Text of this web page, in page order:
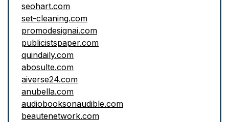
seohart.com
set-cleaning.com
promodesignai.com
publicistspaper.com
quindaily.com
abosulte.com
aiverse24.com
anubella.com
audiobooksonaudible.com
beautenetwork.com